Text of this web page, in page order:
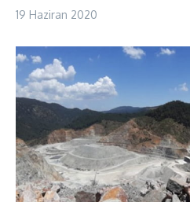
19 Haziran 2020